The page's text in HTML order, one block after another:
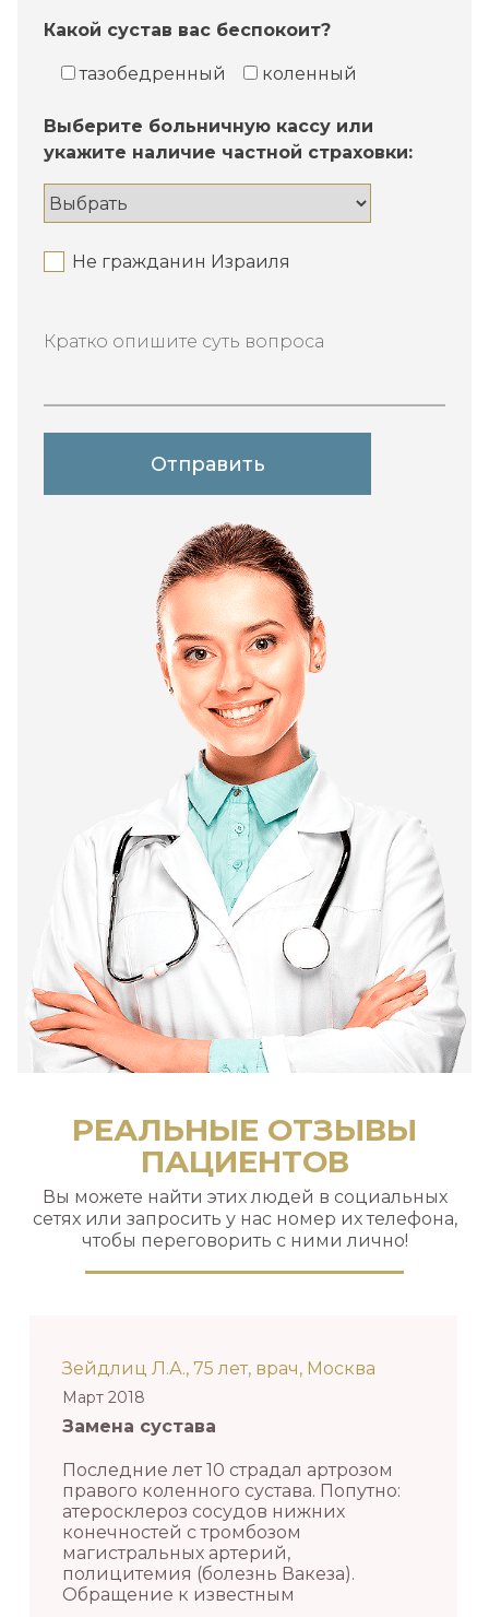
Какой сустав вас беспокоит?
тазобедренный коленный
Выберите больничную кассу или
укажите наличие частной страховки:
Не гражданин Израиля
Кратко опишите суть вопроса
РЕАЛЬНЫЕ ОТЗЫВЫ
ПАЦИЕНТОВ
Вы можете найти этих людей в социальных
сетях или запросить у нас номер их телефона,
чтобы переговорить с ними лично!
Зейдлиц Л.А., 75 лет, врач, Москва
Март 2018
Замена сустава
Последние лет 10 страдал артрозом
правого коленного сустава. Попутно:
атеросклероз сосудов нижних
конечностей с тромбозом
магистральных артерий,
полицитемия (болезнь Вакеза).
Обращение к известным